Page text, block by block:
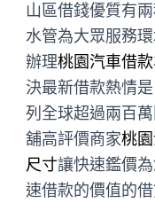
山區借錢優質有
水管為大眾服務
辦理桃園汽車借款
決最新借款熱情
列全球超過兩百
舖高評價商家桃
尺寸讓快速鑑價
速借款的價值的